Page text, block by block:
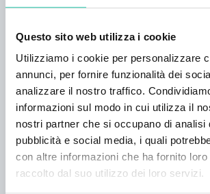
Questo sito web utilizza i cookie
Utilizziamo i cookie per personalizzare
annunci, per fornire funzionalità dei
analizzare il nostro traffico.
informazioni sul modo in cui utilizza il
nostri partner che si occupano di analisi
pubblicità e social media, i quali
con altre informazioni che ha fornito loro
raccolto dal suo utilizzo dei loro servizi.
dispone di due camere con
cucina con sala da pranzo,
attrezzata con forno e frigorifero.
dotato di doccia e WC.
anche una terrazza coperta, un
parcheggio privato.